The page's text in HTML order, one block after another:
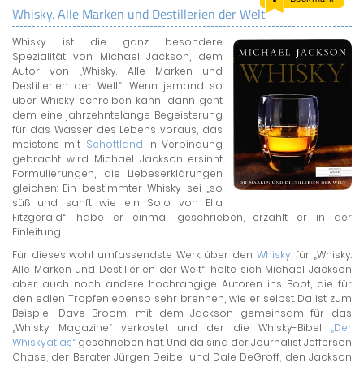
LAND & LEUTE
LERNCENTER
ENGLISCH
ENGLAND ZUHAUSE
BRITISH SHOP
Whisky. Alle Marken und Destillerien der Welt
Whisky ist die ganz besondere
Spezialität von Michael Jackson, dem
Autor von „Whisky. Alle Marken und
Destillerien der Welt“. Wenn jemand so
über Whisky schreiben kann, dann geht
dem eine jahrzehntelange Begeisterung
für das Wasser des Lebens voraus, das
meistens mit Schottland in Verbindung
gebracht wird. Michael Jackson ersinnt
Formulierungen, die Liebeserklärungen
gleichen: Ein bestimmter Whisky sei „so
süß und sanft wie ein Solo von Ella
Fitzgerald“, habe er einmal geschrieben, erzählt er in der
Einleitung.
Für dieses wohl umfassendste Werk über den Whisky, für „Whisky.
Alle Marken und Destillerien der Welt“, holte sich Michael Jackson
aber auch noch andere hochrangige Autoren ins Boot, die für
den edlen Tropfen ebenso sehr brennen, wie er selbst. Da ist zum
Beispiel Dave Broom, mit dem Jackson gemeinsam für das
„Whisky Magazine“ verkostet und der die Whisky-Bibel „Der
Whiskyatlas“ geschrieben hat. Und da sind der Journalist Jefferson
Chase, der Berater Jürgen Deibel und Dale DeGroff, den Jackson